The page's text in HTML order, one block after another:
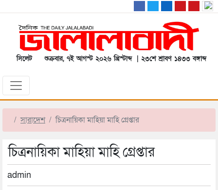
সিলেট শুক্রবার, ৭ই আগস্ট ২০২৬ খ্রিস্টাব্দ | ২৩শে শ্রাবণ ১৪৩৩ বঙ্গাব্দ
সারাদেশ চিত্রনায়িকা মাহিয়া মাহি গ্রেপ্তার
চিত্রনায়িকা মাহিয়া মাহি গ্রেপ্তার
admin